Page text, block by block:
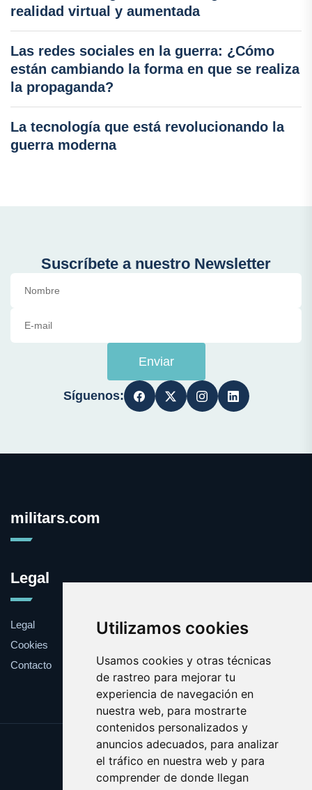
Utilizamos cookies
Usamos cookies y otras técnicas
de rastreo para mejorar tu
experiencia de navegación en
nuestra web, para mostrarte
contenidos personalizados y
anuncios adecuados, para analizar
el tráfico en nuestra web y para
comprender de donde llegan
realidad virtual y aumentada
Las redes sociales en la guerra: ¿Cómo
están cambiando la forma en que se realiza
la propaganda?
La tecnología que está revolucionando la
guerra moderna
Suscríbete a nuestro Newsletter
Enviar
Síguenos:
militars.com
Legal
Legal
Cookies
Contacto
Update cookies preferences
Copyright © 2025 militars.com